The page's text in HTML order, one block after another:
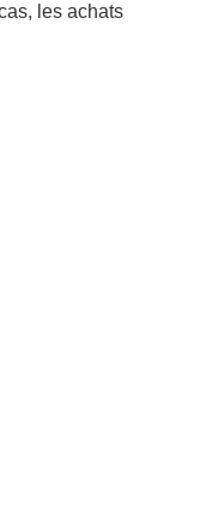
les achats